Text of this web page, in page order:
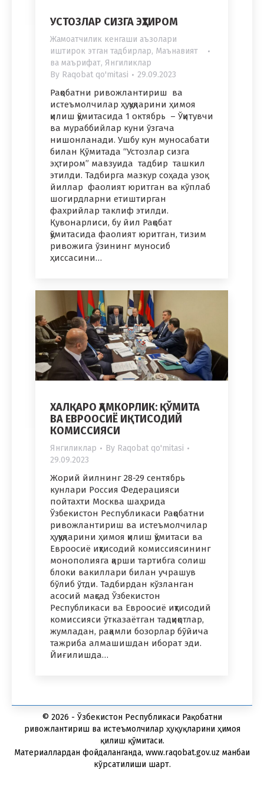
УСТОЗЛАР СИЗГА ЭҲТИРОМ
Жамоатчилик кенгаши аъзолари
иштирок этган тадбирлар, Маънавият
ва маърифат, Янгиликлар
By Raqobat qo'mitasi 29.09.2023
Рақобатни ривожлантириш ва
истеъмолчилар ҳуқуқларини ҳимоя
қилиш қўмитасида 1 октябрь – Ўқитувчи
ва мураббийлар куни ўзгача
нишонланади. Ушбу кун муносабати
билан Қўмитада “Устозлар сизга
эҳтиром” мавзуида тадбир ташкил
этилди. Тадбирга мазкур соҳада узоқ
йиллар фаолият юритган ва кўплаб
шогирдларни етиштирган
фахрийлар таклиф этилди.
Қувонарлиси, бу йил Рақобат
қўмитасида фаолият юритган, тизим
ривожига ўзининг муносиб
ҳиссасини…
ХАЛҚАРО ҲАМКОРЛИК: ҚЎМИТА
ВА EВРООСИЁ ИҚТИСОДИЙ
КОМИССИЯСИ
Янгиликлар By Raqobat qo'mitasi
29.09.2023
Жорий йилнинг 28-29 сентябрь
кунлари Россия Федерацияси
пойтахти Москва шаҳрида
Ўзбекистон Республикаси Рақобатни
ривожлантириш ва истеъмолчилар
ҳуқуқларини ҳимоя қилиш қўмитаси ва
Евроосиё иқтисодий комиссиясининг
монополияга қарши тартибга солиш
блоки вакиллари билан учрашув
бўлиб ўтди. Тадбирдан кўзланган
асосий мақсад Ўзбекистон
Республикаси ва Евроосиё иқтисодий
комиссияси ўтказаётган тадқиқотлар,
жумладан, рақамли бозорлар бўйича
тажриба алмашишдан иборат эди.
Йиғилишда…
© 2026 - Ўзбекистон Республикаси Рақобатни
ривожлантириш ва истеъмолчилар ҳуқуқларини ҳимоя
қилиш қўмитаси.
Материаллардан фойдаланганда, www.raqobat.gov.uz манбаи
кўрсатилиши шарт.